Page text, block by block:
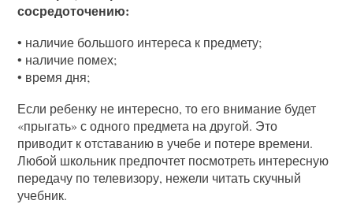
сосредоточению:
• наличие большого интереса к предмету;
• наличие помех;
• время дня;
Если ребенку не интересно, то его внимание будет
«прыгать» с одного предмета на другой. Это
приводит к отставанию в учебе и потере времени.
Любой школьник предпочтет посмотреть интересную
передачу по телевизору, нежели читать скучный
учебник.